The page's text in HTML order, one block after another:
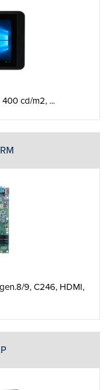
400 cd/m2, ...
9, C246, HDMI,